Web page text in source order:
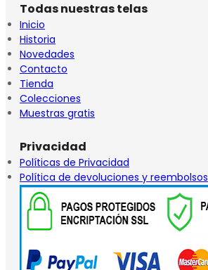
Todas nuestras telas
Inicio
Historia
Novedades
Contacto
Tienda
Colecciones
Muestras gratis
Privacidad
Políticas de Privacidad
Política de devoluciones y reembolsos